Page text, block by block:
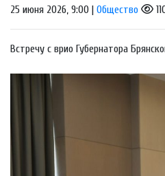
25 июня 2026, 9:00 | Общество
Встречу с врио Губернатора